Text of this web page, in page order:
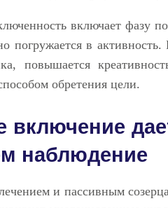
включает фазу
погружается в
повышается
обретения цели.
включение
наблюдение
и пассивным